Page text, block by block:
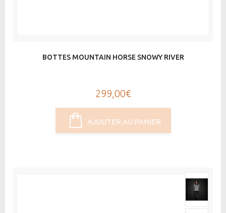
BOTTES MOUNTAIN HORSE SNOWY RIVER
299,00€
AJOUTER AU PANIER